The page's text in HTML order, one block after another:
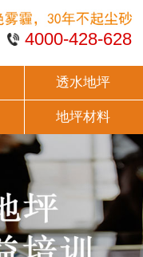
4000-428-628
透水地坪
地坪材料